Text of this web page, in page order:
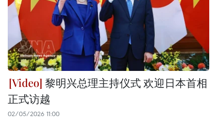
黎明兴总理主持仪式 欢迎日本首相
正式访越
02/05/2026 11:00